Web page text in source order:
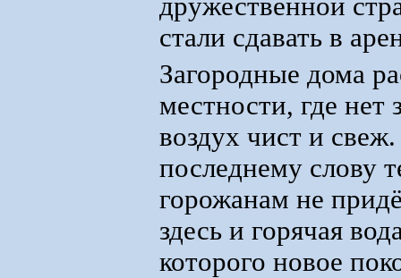
дружественной
стали сдавать в
Загородные дома
местности, где
воздух чист и
последнему слову
горожанам не
здесь и горячая
которого новое